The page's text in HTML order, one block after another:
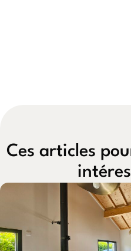
Ces articles